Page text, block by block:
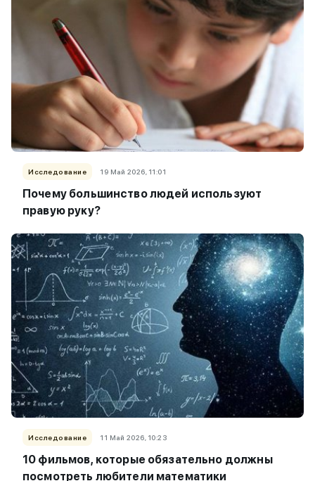
Исследование 19 Май 2026, 11:01
Почему большинство людей используют
правую руку?
Исследование 11 Май 2026, 10:23
10 фильмов, которые обязательно должны
посмотреть любители математики